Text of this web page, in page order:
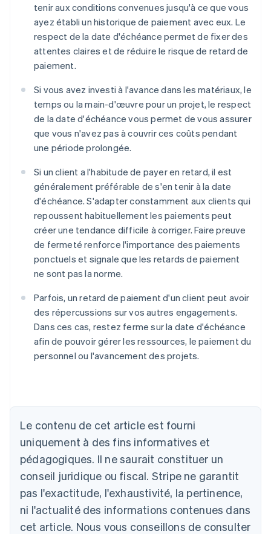
tenir aux conditions convenues jusqu'à ce que vous
ayez établi un historique de paiement avec eux. Le
respect de la date d'échéance permet de fixer des
attentes claires et de réduire le risque de retard de
paiement.
Si vous avez investi à l'avance dans les matériaux, le
temps ou la main-d'œuvre pour un projet, le respect
de la date d'échéance vous permet de vous assurer
que vous n'avez pas à couvrir ces coûts pendant
une période prolongée.
Si un client a l'habitude de payer en retard, il est
généralement préférable de s'en tenir à la date
d'échéance. S'adapter constamment aux clients qui
repoussent habituellement les paiements peut
créer une tendance difficile à corriger. Faire preuve
de fermeté renforce l'importance des paiements
ponctuels et signale que les retards de paiement
ne sont pas la norme.
Parfois, un retard de paiement d'un client peut avoir
des répercussions sur vos autres engagements.
Dans ces cas, restez ferme sur la date d'échéance
afin de pouvoir gérer les ressources, le paiement du
personnel ou l'avancement des projets.
Le contenu de cet article est fourni
uniquement à des fins informatives et
pédagogiques. Il ne saurait constituer un
conseil juridique ou fiscal. Stripe ne garantit
pas l'exactitude, l'exhaustivité, la pertinence,
ni l'actualité des informations contenues dans
cet article. Nous vous conseillons de consulter
DeutschEnglish
Australie
English
Autriche
DeutschEnglish
Belgique
Nederlands Français DeutschEnglish
Brésil
Português English